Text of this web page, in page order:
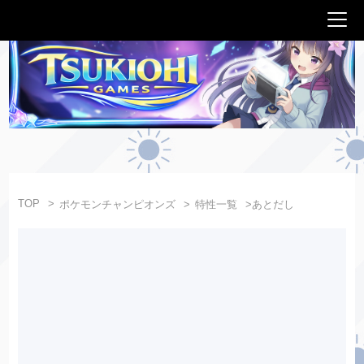
TOP ポケモンチャンピオンズ 特性一覧 あとだし